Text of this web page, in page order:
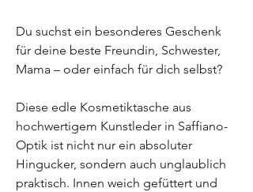
Du suchst ein besonderes Geschenk
für deine beste Freundin, Schwester,
Mama – oder einfach für dich selbst?
Diese edle Kosmetiktasche aus
hochwertigem Kunstleder in Saffiano-
Optik ist nicht nur ein absoluter
Hingucker, sondern auch unglaublich
praktisch. Innen weich gefüttert und